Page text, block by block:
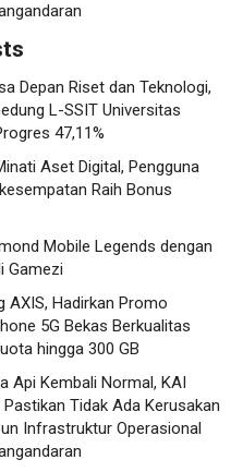
Depan Riset dan Teknologi,
L-SSIT Universitas
47,11%
Aset Digital, Pengguna
Raih Bonus
Mobile Legends dengan
Gamezi
AXIS, Hadirkan Promo
5G Bekas Berkualitas
hingga 300 GB
Api Kembali Normal, KAI
Pastikan Tidak Ada Kerusakan
Infrastruktur Operasional